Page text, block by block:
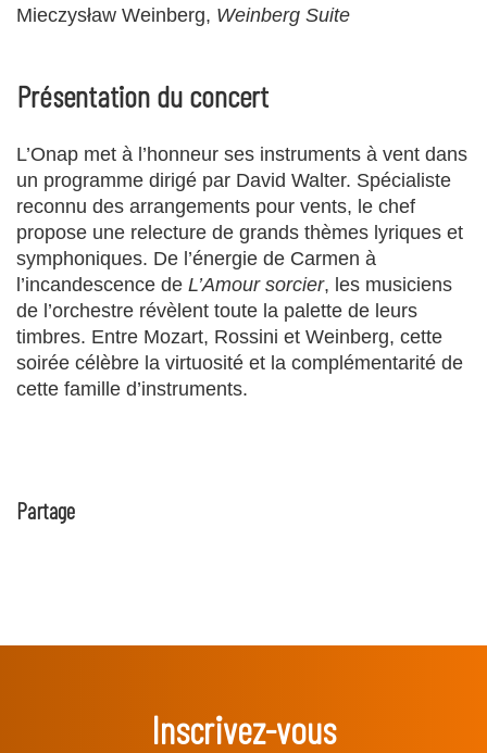
Partage
Mieczysław Weinberg, Weinberg Suite
Présentation du concert
L’Onap met à l’honneur ses instruments à vent dans
un programme dirigé par David Walter. Spécialiste
reconnu des arrangements pour vents, le chef
propose une relecture de grands thèmes lyriques et
symphoniques. De l’énergie de Carmen à
l’incandescence de L’Amour sorcier, les musiciens
de l’orchestre révèlent toute la palette de leurs
timbres. Entre Mozart, Rossini et Weinberg, cette
soirée célèbre la virtuosité et la complémentarité de
cette famille d’instruments.
Inscrivez-vous